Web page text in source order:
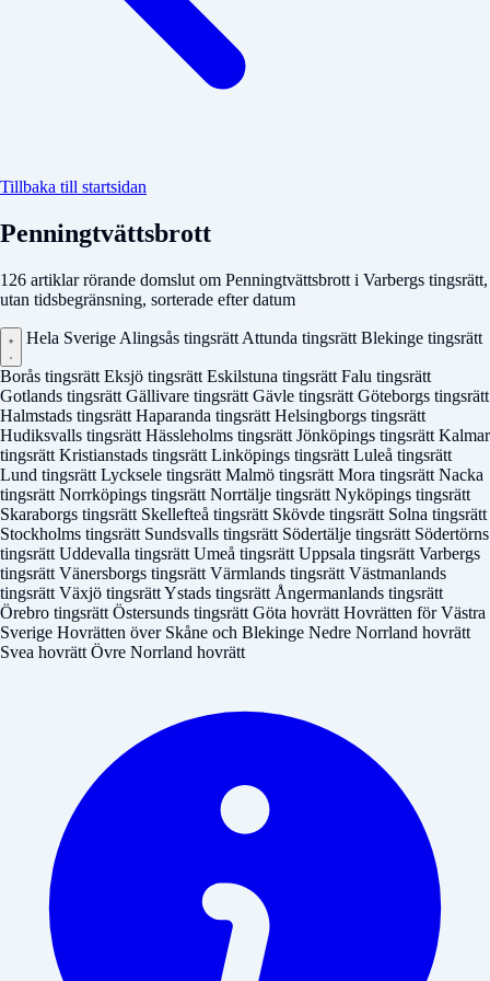
Tillbaka till startsidan
Penningtvättsbrott
126 artiklar rörande domslut om Penningtvättsbrott i Varbergs tingsrätt,
utan tidsbegränsning, sorterade efter datum
Hela Sverige Alingsås tingsrätt Attunda tingsrätt Blekinge tingsrätt
Borås tingsrätt Eksjö tingsrätt Eskilstuna tingsrätt Falu tingsrätt
Gotlands tingsrätt Gällivare tingsrätt Gävle tingsrätt Göteborgs tingsrätt
Halmstads tingsrätt Haparanda tingsrätt Helsingborgs tingsrätt
Hudiksvalls tingsrätt Hässleholms tingsrätt Jönköpings tingsrätt Kalmar
tingsrätt Kristianstads tingsrätt Linköpings tingsrätt Luleå tingsrätt
Lund tingsrätt Lycksele tingsrätt Malmö tingsrätt Mora tingsrätt Nacka
tingsrätt Norrköpings tingsrätt Norrtälje tingsrätt Nyköpings tingsrätt
Skaraborgs tingsrätt Skellefteå tingsrätt Skövde tingsrätt Solna tingsrätt
Stockholms tingsrätt Sundsvalls tingsrätt Södertälje tingsrätt Södertörns
tingsrätt Uddevalla tingsrätt Umeå tingsrätt Uppsala tingsrätt Varbergs
tingsrätt Vänersborgs tingsrätt Värmlands tingsrätt Västmanlands
tingsrätt Växjö tingsrättYstads tingsrätt Ångermanlands tingsrätt
Örebro tingsrätt Östersunds tingsrätt Göta hovrätt Hovrätten för Västra
Sverige Hovrätten över Skåne och Blekinge Nedre Norrland hovrätt
Svea hovrätt Övre Norrland hovrätt